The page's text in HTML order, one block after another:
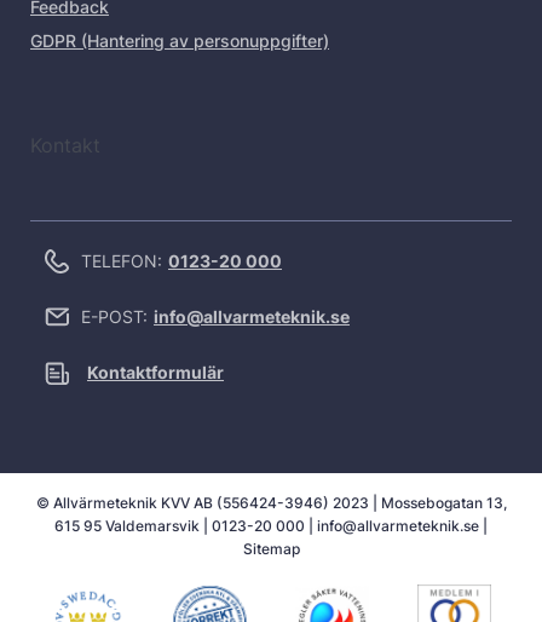
Feedback
GDPR (Hantering av personuppgifter)
Kontakt
TELEFON: 0123-20 000
E-POST: info@allvarmeteknik.se
Kontaktformulär
© Allvärmeteknik KVV AB (556424-3946) 2023 | Mossebogatan 13,
615 95 Valdemarsvik | 0123-20 000 info@allvarmeteknik.se
Sitemap